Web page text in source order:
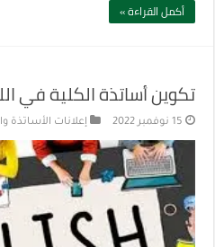
أكمل القراءة »
تكوين أساتذة الكلية في
15 نوفمبر 2022 إعلانات الأساتذة